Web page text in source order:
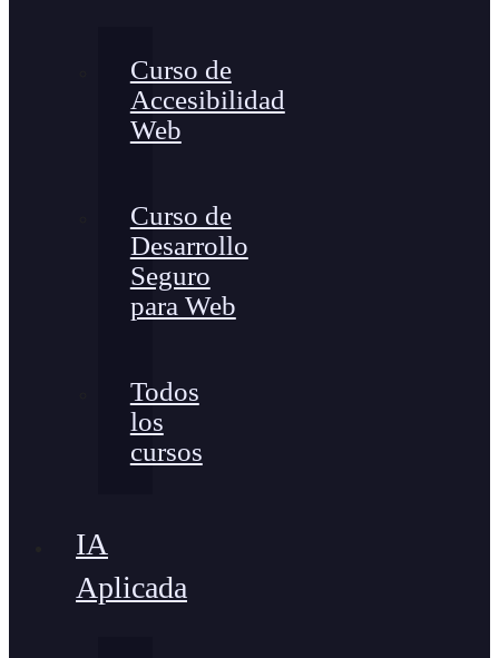
Curso de
Accesibilidad
Web
Curso de
Desarrollo
Seguro
para Web
Todos
los
cursos
IA
Aplicada